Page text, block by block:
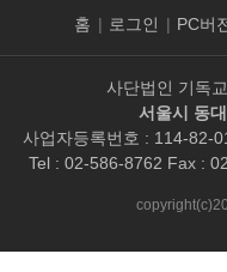
홈 | 로그인 | PC버
사단법인 기독
서울시 동
사업자등록번호 : 114-82-
Tel : 02-586-8762 Fax :